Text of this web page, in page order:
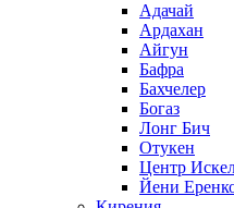
Адачай
Ардахан
Айгун
Бафра
Бахчелер
Богаз
Лонг Бич
Отукен
Центр
Йени